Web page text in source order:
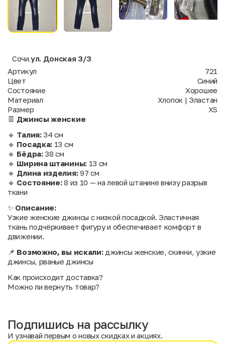
Сочи,ул. Донская 3/3
Артикул
721
Цвет
Синий
Состояние
Хорошее
Материал
Хлопок | Эластан
Размер
XS
👖 Джинсы женские
🔹 Талия:34 см
🔹 Посадка: 13 см
🔹 Бёдра:38 см
🔹 Ширина штанины:13 см
🔹 Длина изделия:97 см
🔹 Состояние:8 из 10 — на левой штанине внизу разрыв
ткани
✨ Описание:
Узкие женские джинсы с низкой посадкой. Эластичная
ткань подчёркивает фигуру и обеспечивает комфорт в
движении.
📌 Возможно, вы искали:джинсы женские, скинни, узкие
джинсы, рваные джинсы
Как происходит доставка?
Можно ли вернуть товар?
Подпишись на рассылку
И узнавай первым о новых скидках и акциях.